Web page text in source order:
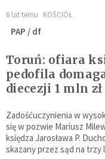
6 lat temu KOŚCIÓŁ
PAP / df
Toruń: ofiara
pedofila
diecezji 1 mln zł
Zadośćuczynienia w
się w pozwie Mariusz
księdza Jarosława P.
skazany przez sąd na trzy